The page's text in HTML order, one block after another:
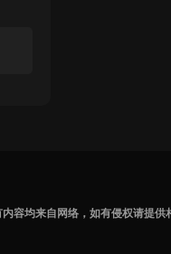
容均来自网络，如有侵权请提供